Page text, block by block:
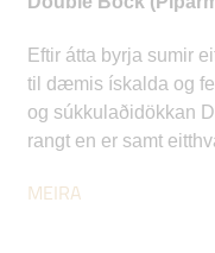
Eftir átta byrja sumir
til dæmis ískalda og
og súkkulaðidökkan
rangt en er samt
MEIRA